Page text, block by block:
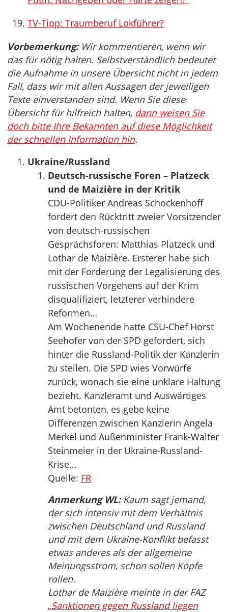
TV-Tipp: Traumberuf Lokführer?
Vorbemerkung:Wir kommentieren, wenn wir
das für nötig halten. Selbstverständlich bedeutet
die Aufnahme in unsere Übersicht nicht in jedem
Fall, dass wir mit allen Aussagen der jeweiligen
Texte einverstanden sind. Wenn Sie diese
Übersicht für hilfreich halten, dann weisen Sie
doch bitte Ihre Bekannten auf diese Möglichkeit
der schnellen Information hin.
Ukraine/Russland
Deutsch-russische Foren – Platzeck
und de Maizière in der Kritik
CDU-Politiker Andreas Schockenhoff
fordert den Rücktritt zweier Vorsitzender
von deutsch-russischen
Gesprächsforen: Matthias Platzeck und
Lothar de Maizière. Ersterer habe sich
mit der Forderung der Legalisierung des
russischen Vorgehens auf der Krim
disqualifiziert, letzterer verhindere
Reformen…
Am Wochenende hatte CSU-Chef Horst
Seehofer von der SPD gefordert, sich
hinter die Russland-Politik der Kanzlerin
zu stellen. Die SPD wies Vorwürfe
zurück, wonach sie eine unklare Haltung
bezieht. Kanzleramt und Auswärtiges
Amt betonten, es gebe keine
Differenzen zwischen Kanzlerin Angela
Merkel und Außenminister Frank-Walter
Steinmeier in der Ukraine-Russland-
Krise…
Quelle: FR
Anmerkung WL:Kaum sagt jemand,
der sich intensiv mit dem Verhältnis
zwischen Deutschland und Russland
und mit dem Ukraine-Konflikt befasst
etwas anderes als der allgemeine
Meinungsstrom, schon sollen Köpfe
rollen.
Lothar de Maizière meinte in der FAZ
„Sanktionen gegen Russland liegen